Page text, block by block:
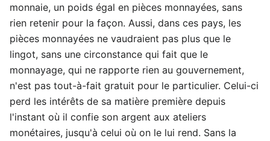
monnaie, un poids égal en pièces monnayées, sans
rien retenir pour la façon. Aussi, dans ces pays, les
pièces monnayées ne vaudraient pas plus que le
lingot, sans une circonstance qui fait que le
monnayage, qui ne rapporte rien au gouvernement,
n'est pas tout-à-fait gratuit pour le particulier. Celui-ci
perd les intérêts de sa matière première depuis
l'instant où il confie son argent aux ateliers
monétaires, jusqu'à celui où on le lui rend. Sans la